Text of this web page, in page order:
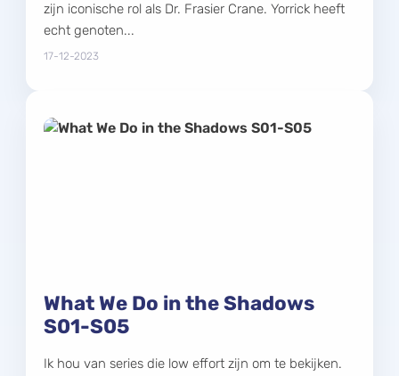
zijn iconische rol als Dr. Frasier Crane. Yorrick heeft
echt genoten...
17-12-2023
What We Do in the Shadows
S01-S05
Ik hou van series die low effort zijn om te bekijken.